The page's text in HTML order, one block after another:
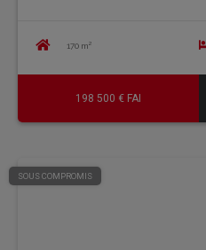
170 m²
198 500 € FAI
SOUS COMPROMIS